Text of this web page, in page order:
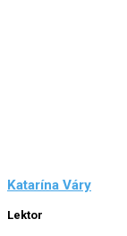
Katarína Váry
Lektor